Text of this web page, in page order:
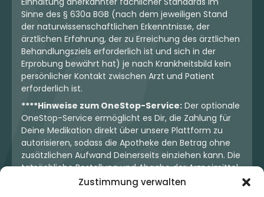
Zustimmung verwalten
Sinne des § 630a BGB (nach dem jeweiligen Stand
der naturwissenschaftlichen Erkenntnisse, der
ärztlichen Erfahrung, der zu Erreichung des ärztlichen
Behandlungsziels erforderlich ist und sich in der
Erprobung bewährt hat) je nach Krankheitsbild kein
persönlicher Kontakt zwischen Arzt und Patient
erforderlich ist.
****Hinweise zum OneStop-Service: Der optionale
OneStop-Service ermöglicht es Dir, die Zahlung für
Deine Medikation direkt über unsere Plattform zu
autorisieren, sodass die Apotheke den Betrag ohne
zusätzlichen Aufwand Deinerseits einziehen kann. Die
tatsächliche Bestellung und Abgabe der Arzneimittel
erfolgt jedoch ausschließlich über die jeweilige